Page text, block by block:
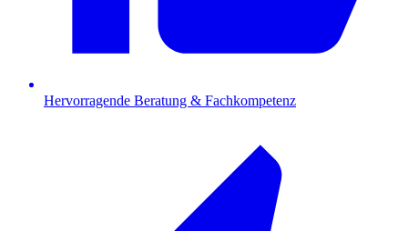
Hervorragende Beratung & Fachkompetenz